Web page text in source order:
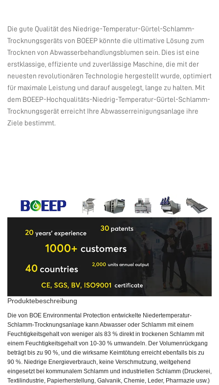
Die gute Qualität des Niedrige-Temperatur-Gürtel-Schlamm-
Trocknungsgeräts von BOEEP könnte die ultimative Lösung zum
Trocknen von Abwasserbehandlungsblumen sein. Dies ist eine
erstklassige, effiziente und zuverlässige Maschine, die mit der
neuesten revolutionären Technologie hergestellt wurde, optimiert
für maximale Leistung und darauf ausgelegt, lange zu halten. Mit
dem BOEEP-Hochqualitäts-Niedrig-Temperatur-Gürtel-Schlamm-
Trocknungsgerät erreicht Ihre Abwasserreinigungsanlage ihre
Ziele bestimmt.
Produktebeschreibung
Die von BOE Environmental Protection entwickelte Niedertemperatur-
Schlamm-Trocknungsanlage kann Abwasser oder Schlamm mit einem
Feuchtigkeitsgehalt von weniger als 83 % direkt in trockenen Schlamm mit
einem Feuchtigkeitsgehalt von 10-30 % umwandeln. Der Volumenrückgang
beträgt bis zu 90 %, und die wirksame Keimtötung erreicht ebenfalls bis zu
90 %. Niedrige Energieverbrauch, keine Verschmutzung, weitgehend
eingesetzt bei kommunalem Schlamm und industriellen Schlamm (Druckerei,
Textilindustrie, Papierherstellung, Galvanik, Chemie, Leder, Pharmazie usw.)